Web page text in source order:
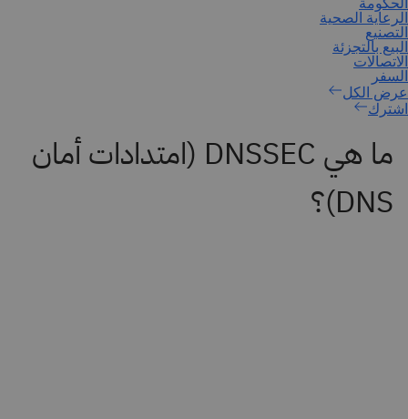
اشترك
ما هي DNSSEC (امتدادات أمان
DNS)؟